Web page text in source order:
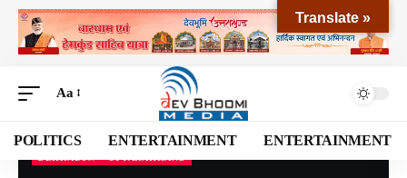
Aa
POLITICS ENTERTAINMENT ENTERTAINMENT
Translate »